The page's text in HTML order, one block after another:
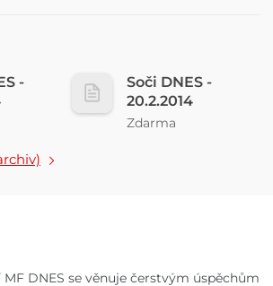
-
Soči DNES -
20.2.2014
Zdarma
DNES se věnuje čerstvým úspěchům